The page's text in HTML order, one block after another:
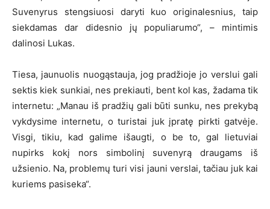
Suvenyrus stengsiuosi daryti kuo originalesnius, taip
siekdamas dar didesnio jų populiarumo“, – mintimis
dalinosi Lukas.
Tiesa, jaunuolis nuogąstauja, jog pradžioje jo verslui gali
sektis kiek sunkiai, nes prekiauti, bent kol kas, žadama tik
internetu: „Manau iš pradžių gali būti sunku, nes prekybą
vykdysime internetu, o turistai juk įpratę pirkti gatvėje.
Visgi, tikiu, kad galime išaugti, o be to, gal lietuviai
nupirks kokį nors simbolinį suvenyrą draugams iš
užsienio. Na, problemų turi visi jauni verslai, tačiau juk kai
kuriems pasiseka“.